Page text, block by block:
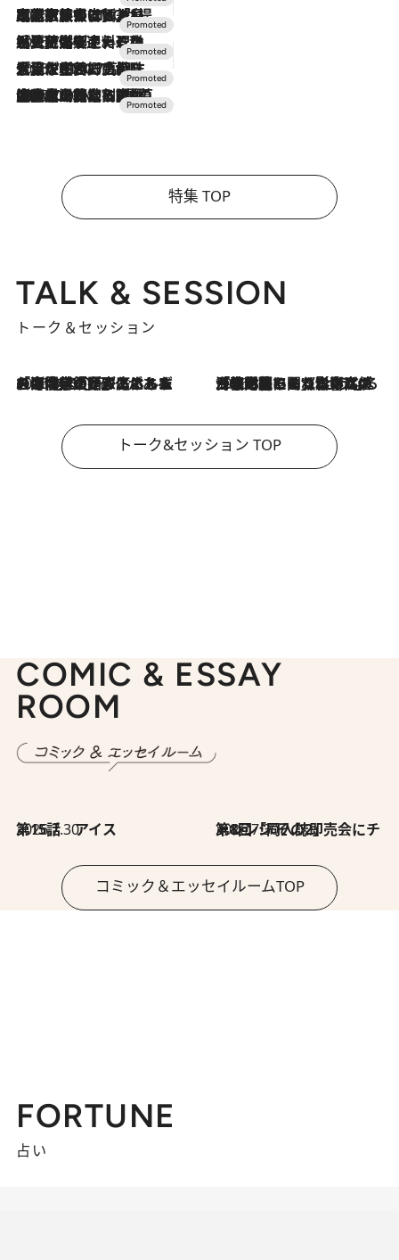
2026.7.31
【ホテル帰省】という選択肢をOMOが提案。家族とほどよい距離を保つには「昼は実家、夜は気兼ねなくホテルで！」
2026.7.24
【夏限定ディナーコース】旬を迎える稚鮎や花ズッキーニなどをイタリア・トスカーナの郷土料理の手法で満喫！
2026.7.17
「土佐和ハーブかき氷」がOMO7高知に登場！生姜、山椒、大葉など目にも舌にも涼を呼ぶ郷土の味
2026.7.10
NEW OPEN！【界 草津】名湯の地に誕生。趣の異なる2種の温泉と上州ならではの会席・蕎麦割烹など美食を味わう究極の癒やし旅
特集 TOP
TALK & SESSION
トーク＆セッション
2026.8.3
「今後値上げがあるとすれば…」「リスクがあるのは今年の冬」エネルギー専門家が語る、ホルムズ海峡封鎖が家庭にもたらす“ある心配” 2026.8.3
「住宅建てられない…」「サーチャージ料の高値が続いている」ホルムズ海峡封鎖による影響はいつまで続く？《エネルギー専門家に聞く“どうなる日本の暮らし”》
トーク&セッション TOP
COMIC & ESSAY
ROOM
2026.7.30
第15話 アイス 2026.7.30
第8回「同人誌即売会にチャレンジ その2」
コミック＆エッセイルームTOP
FORTUNE
占い